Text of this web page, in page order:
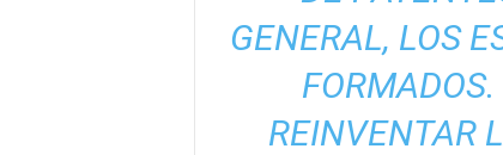
GENERAL, LOS
REINVENTAR